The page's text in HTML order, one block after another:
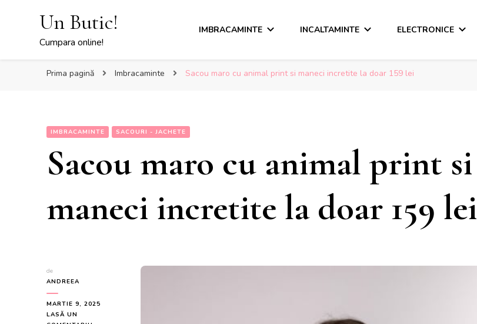
Un Butic!
Cumpara online!
IMBRACAMINTE INCALTAMINTE ELECTRONICE
Prima pagină Imbracaminte Sacou maro cu animal print si maneci incretite la doar 159 lei
IMBRACAMINTE SACOURI - JACHETE
Sacou maro cu animal print si
maneci incretite la doar 159 lei
de
ANDREEA
MARTIE 9, 2025
LASĂ UN